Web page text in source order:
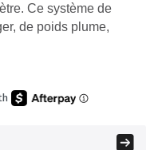
Ce système de
de poids plume,